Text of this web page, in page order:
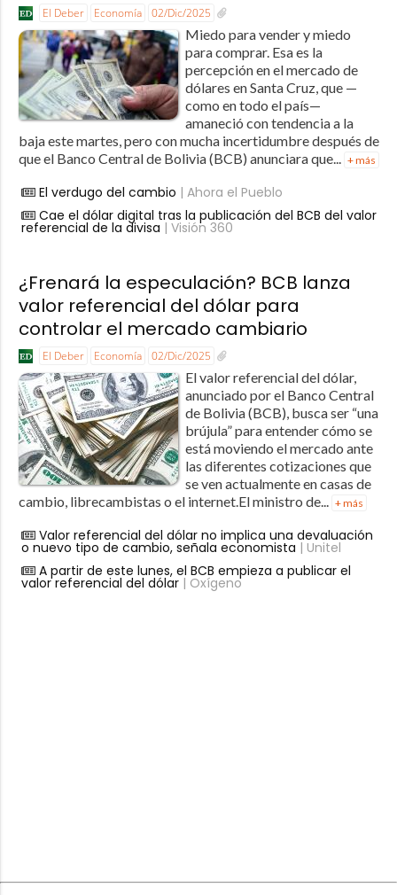
El Deber Economía 02/Dic/2025
Miedo para vender y miedo
para comprar. Esa es la
percepción en el mercado de
dólares en Santa Cruz, que —
como en todo el país—
amaneció con tendencia a la
baja este martes, pero con mucha incertidumbre después de
que el Banco Central de Bolivia (BCB) anunciara que... + más
El verdugo del cambio | Ahora el Pueblo
Cae el dólar digital tras la publicación del BCB del valor
referencial de la divisa | Visión 360
¿Frenará la especulación? BCB lanza
valor referencial del dólar para
controlar el mercado cambiario
El Deber Economía 02/Dic/2025
El valor referencial del dólar,
anunciado por el Banco Central
de Bolivia (BCB), busca ser “una
brújula” para entender cómo se
está moviendo el mercado ante
las diferentes cotizaciones que
se ven actualmente en casas de
cambio, librecambistas o el internet.El ministro de... + más
Valor referencial del dólar no implica una devaluación
o nuevo tipo de cambio, señala economista | Unitel
A partir de este lunes, el BCB empieza a publicar el
valor referencial del dólar| Oxígeno